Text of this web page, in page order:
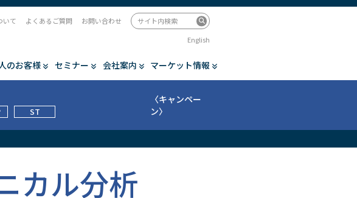
のお客様 セミナー 会社案内 マーケット情報
いて よくあるご質問
お問い合わせ
English
ST
〈キャンペー
ン〉
カル分析